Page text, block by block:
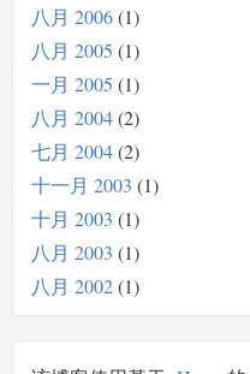
八月 2006 1
八月 2005 1
一月 2005 1
八月 2004 2
七月 2004 2
十一月 2003 1
十月 2003 1
八月 2003 1
八月 2002 1